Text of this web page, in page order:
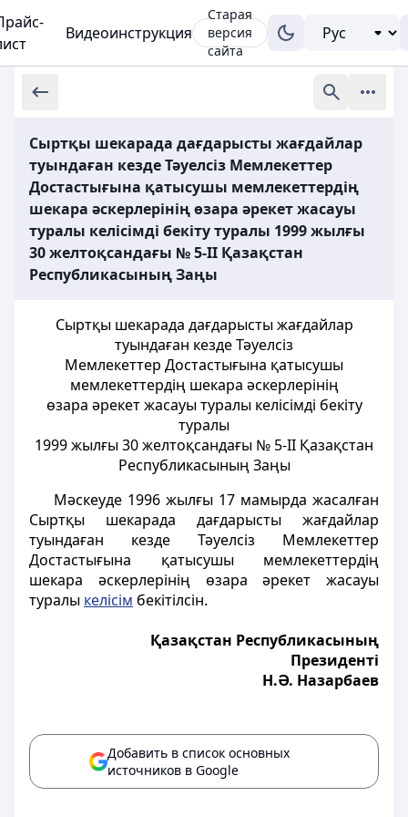
Видеоинструкция
Старая
версия
сайта
Сыртқы шекарада дағдарысты жағдайлар
туындаған кезде Тәуелсіз Мемлекеттер
Достастығына қатысушы мемлекеттердің
шекара әскерлерінің өзара әрекет жасауы
туралы келісімді бекіту туралы 1999 жылғы
30 желтоқсандағы № 5-ІІ Қазақстан
Республикасының Заңы
Сыртқы шекарада дағдарысты жағдайлар
туындаған кезде Тәуелсіз
Мемлекеттер Достастығына қатысушы
мемлекеттердің шекара әскерлерінің
өзара әрекет жасауы туралы келісімді бекіту
туралы
1999 жылғы 30 желтоқсандағы № 5-ІІ Қазақстан
Республикасының Заңы
Мәскеуде 1996 жылғы 17 мамырда жасалған
Сыртқы шекарада дағдарысты жағдайлар
туындаған кезде Тәуелсіз Мемлекеттер
Достастығына қатысушы мемлекеттердің
шекара әскерлерінің өзара әрекет жасауы
туралы келісім бекітілсін.
Қазақстан Республикасының
Президенті
Н.Ә. Назарбаев
Добавить в список основных
источников в Google